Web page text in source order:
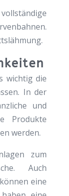
wichtig die
In der
und
Produkte
werden.
zum
Auch
eine